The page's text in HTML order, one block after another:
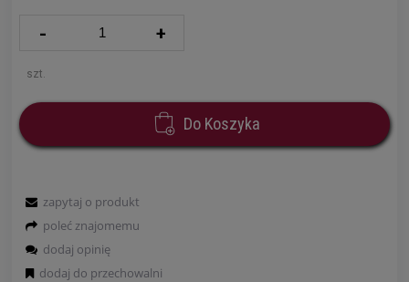
- +
szt.
Do Koszyka
zapytaj o produkt
poleć znajomemu
dodaj opinię
dodaj do przechowalni